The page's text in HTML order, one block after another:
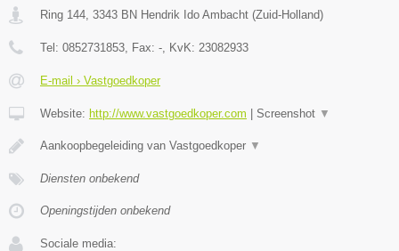
Ring 144 3343 BN Hendrik Ido Ambacht (Zuid-Holland)
Tel: 0852731853 , Fax: - , KvK: 23082933
E-mail › Vastgoedkoper
Website: http://www.vastgoedkoper.com Screenshot ▼
Aankoopbegeleiding van Vastgoedkoper ▼
Diensten onbekend
Openingstijden onbekend
Sociale media: